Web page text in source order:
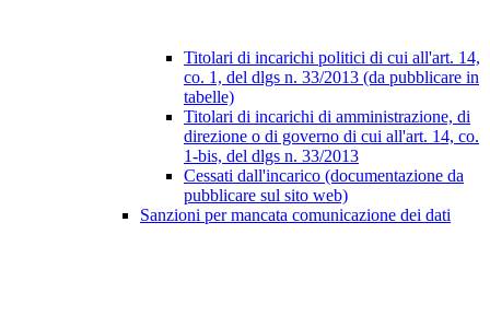
Titolari di incarichi politici di cui all'art. 14,
co. 1, del dlgs n. 33/2013 (da pubblicare in
tabelle)
Titolari di incarichi di amministrazione, di
direzione o di governo di cui all'art. 14, co.
1-bis, del dlgs n. 33/2013
Cessati dall'incarico (documentazione da
pubblicare sul sito web)
Sanzioni per mancata comunicazione dei dati